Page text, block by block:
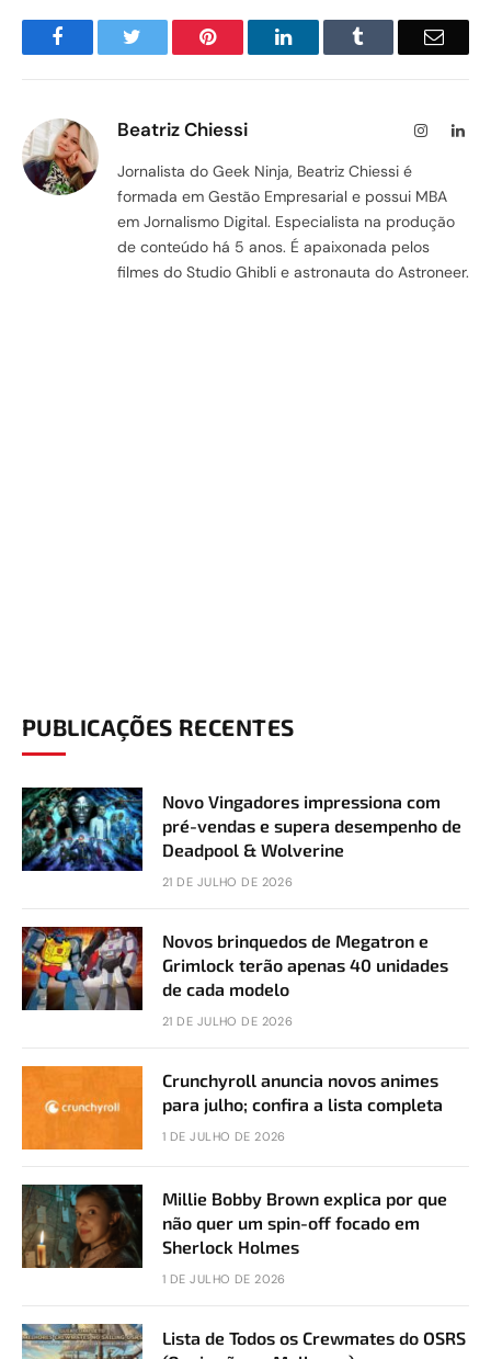
Facebook Pinterest LinkedIn Email
Beatriz Chiessi Instagram
Jornalista do Geek Ninja, Beatriz Chiessi é
formada em Gestão Empresarial e possui MBA
em Jornalismo Digital. Especialista na produção
de conteúdo há 5 anos. É apaixonada pelos
filmes do Studio Ghibli e astronauta do Astroneer.
PUBLICAÇÕES RECENTES
Novo Vingadores impressiona com
pré-vendas e supera desempenho de
Deadpool & Wolverine
21 DE JULHO DE 2026
Novos brinquedos de Megatron e
Grimlock terão apenas 40 unidades
de cada modelo
21 DE JULHO DE 2026
Crunchyroll anuncia novos animes
para julho; confira a lista completa
1 DE JULHO DE 2026
Millie Bobby Brown explica por que
não quer um spin-off focado em
Sherlock Holmes
1 DE JULHO DE 2026
Lista de Todos os Crewmates do OSRS